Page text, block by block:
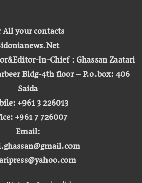
All your contacts
In-Chief : Ghassan Zaatari
Bldg-4th floor – P.o.box: 406
Saida
+961 3 226013
+961 7 726007
Email: